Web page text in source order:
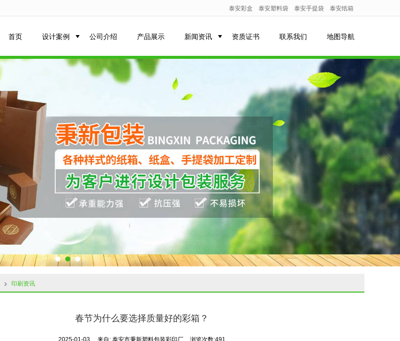
泰安彩盒 泰安塑料袋 泰安手提袋 泰安纸箱
首页 设计案例 公司介绍 产品展示 新闻资讯 资质证书 联系我们 地图导航
> 印刷资讯
春节为什么要选择质量好的彩箱？
2025-01-03 来自: 泰安市秉新塑料包装彩印厂 浏览次数:491